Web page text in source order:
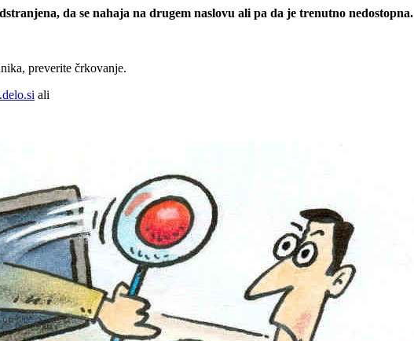
da se nahaja na drugem naslovu ali pa da je trenutno nedostopna.
preverite črkovanje.
ali